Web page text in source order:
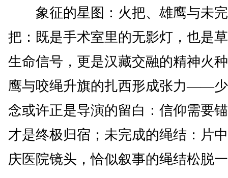
象征的星图：火把、雄鹰与未完
把：既是手术室里的无影灯，也是
生命信号，更是汉藏交融的精神火
鹰与咬绳升旗的扎西形成张力——
念或许正是导演的留白：信仰需要
才是终极归宿；未完成的绳结：片
庆医院镜头，恰似叙事的绳结松脱